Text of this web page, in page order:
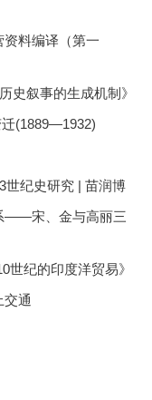
料编译（第一
史叙事的生成机制》
(1889—1932)
世纪史研究 | 苗润博
——宋、金与高丽三
纪的印度洋贸易》
通